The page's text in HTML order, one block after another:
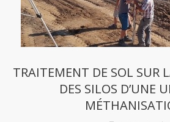
TRAITEMENT DE SOL SUR
DES SILOS D’UNE